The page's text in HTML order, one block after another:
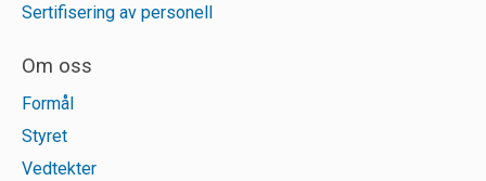
Sertifisering av personell
Om oss
Formål
Styret
Vedtekter